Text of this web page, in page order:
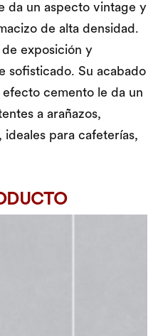
da un aspecto vintage y
de alta densidad.
de exposición y
sofisticado. Su acabado
cemento le da un
a arañazos,
ideales para cafeterías,